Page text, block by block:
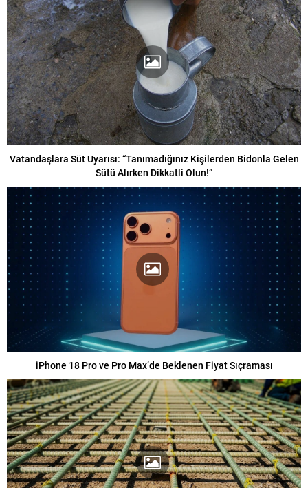
Vatandaşlara Süt Uyarısı: “Tanımadığınız Kişilerden Bidonla Gelen
Sütü Alırken Dikkatli Olun!”
iPhone 18 Pro ve Pro Max’de Beklenen Fiyat Sıçraması